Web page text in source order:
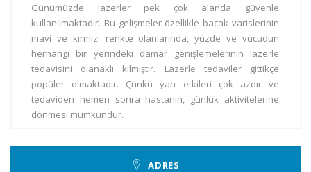
Günümüzde lazerler pek çok alanda güvenle
kullanılmaktadır. Bu gelişmeler özellikle bacak varislerinin
mavi ve kırmızı renkte olanlarında, yüzde ve vücudun
herhangi bir yerindeki damar genişlemelerinin lazerle
tedavisini olanaklı kılmıştır. Lazerle tedaviler gittikçe
popüler olmaktadır. Çünkü yan etkileri çok azdır ve
tedaviden hemen sonra hastanın, günlük aktivitelerine
dönmesi mümkündür.
ADRES